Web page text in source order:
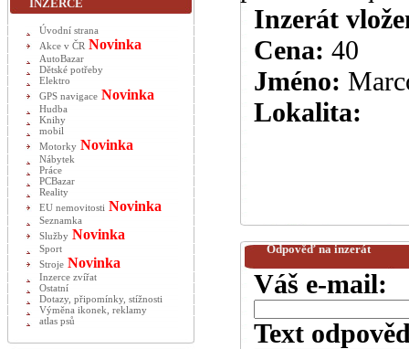
Inzerát
Cena: 40
Jméno:
Lokalita:
Odpověď na inzerát
Váš e-mail:
Text
INZERCE
Úvodní strana
Akce v ČR Novinka
AutoBazar
Dětské potřeby
Elektro
GPS navigace Novinka
Hudba
Knihy
mobil
Motorky Novinka
Nábytek
Práce
PCBazar
Reality
EU nemovitosti Novinka
Seznamka
Služby Novinka
Sport
Stroje Novinka
Inzerce zvířat
Ostatní
Dotazy, připomínky, stížnosti
Výměna ikonek, reklamy
atlas psů